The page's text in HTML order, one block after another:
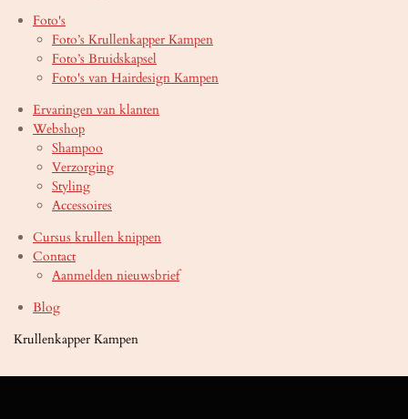
Foto's
Foto’s Krullenkapper Kampen
Foto’s Bruidskapsel
Foto's van Hairdesign Kampen
Ervaringen van klanten
Webshop
Shampoo
Verzorging
Styling
Accessoires
Cursus krullen knippen
Contact
Aanmelden nieuwsbrief
Blog
Krullenkapper Kampen